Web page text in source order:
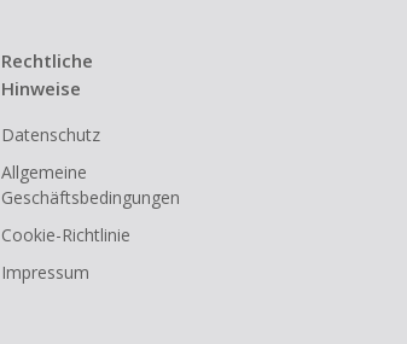
Rechtliche
Hinweise
Datenschutz
Allgemeine
Geschäftsbedingungen
Cookie-Richtlinie
Impressum